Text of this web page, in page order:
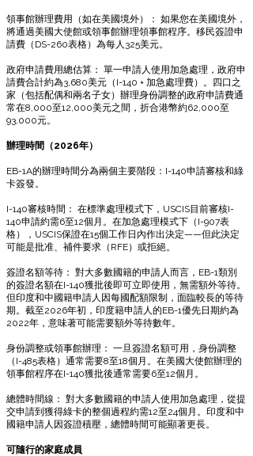
領事館辦理費用（如在美國境外）： 如果您在美國境外，
將通過美國大使館或領事館辦理領事館程序。移民簽證申
請費（DS-260表格）為每人325美元。
政府申請費用總估算： 單一申請人使用加急處理，政府申
請費合計約為3,680美元（I-140 + 加急處理費）。四口之
家（包括配偶和兩名子女）辦理身份調整的政府申請費通
常在8,000至12,000美元之間，折合港幣約62,000至
93,000元。
辦理時間（2026年）
EB-1A的辦理時間分為兩個主要階段：I-140申請審核和綠
卡簽發。
I-140審核時間： 在標準處理模式下，USCIS目前審核I-
140申請約需6至12個月。在加急處理模式下（I-907表
格），USCIS保證在15個工作日內作出決定——但此決定
可能是批准、補件要求（RFE）或拒絕。
簽證名額等待： 對大多數國籍的申請人而言，EB-1類別
的簽證名額在I-140獲批後即可立即使用，無需額外等待。
但印度和中國籍申請人因每國配額限制，面臨較長的等待
期。截至2026年初，印度籍申請人的EB-1優先日期約為
2022年，意味著可能需要額外等待數年。
身份調整或領事館辦理： 一旦簽證名額可用，身份調整
（I-485表格）通常需要8至18個月。在美國大使館辦理的
領事館程序在I-140獲批後通常需要6至12個月。
總體時間線： 對大多數國籍的申請人使用加急處理，從提
交申請到獲得綠卡的整個過程約需12至24個月。印度和中
國籍申請人因簽證積壓，總體時間可能顯著更長。
可隨行的家庭成員